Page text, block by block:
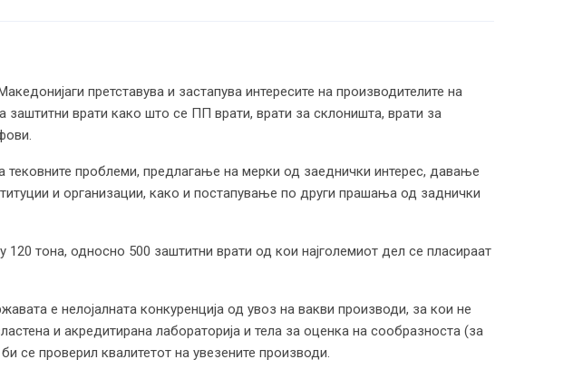
претставува и застапува интересите на производителите на
врати како што се ПП врати, врати за склоништа, врати за
проблеми, предлагање на мерки од заеднички интерес, давање
и организации, како и постапување по други прашања од заднички
тона, односно 500 заштитни врати од кои најголемиот дел се пласираат
е нелојалната конкуренција од увоз на вакви производи, за кои не
и акредитирана лабораторија и тела за оценка на сообразноста (за
се проверил квалитетот на увезените производи.